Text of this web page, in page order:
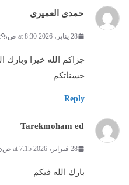
حمدى العميرى
28 يناير، 2026 at 8:30 ص
جزاكم الله خيرا وبارك
حسناتكم
Reply
Tarekmoham ed
28 فبراير، 2026 at 7:15 ص
بارك الله فيكم